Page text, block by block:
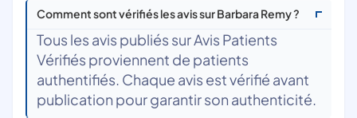
Comment sont vérifiés les avis sur Barbara Remy ?
Tous les avis publiés sur Avis Patients
Vérifiés proviennent de patients
authentifiés. Chaque avis est vérifié avant
publication pour garantir son authenticité.